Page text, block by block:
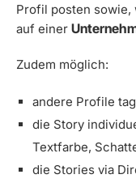
Profil posten sowie,
auf einer
Zudem möglich:
andere Profile
die Story
Textfarbe,
die Stories via